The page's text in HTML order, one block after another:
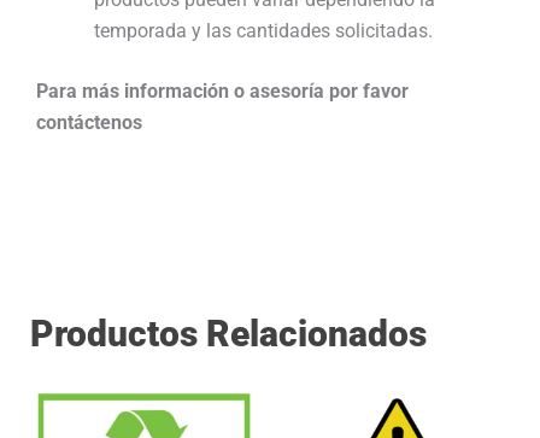
temporada y las cantidades solicitadas.
Para más información o asesoría por favor
contáctenos
Productos Relacionados